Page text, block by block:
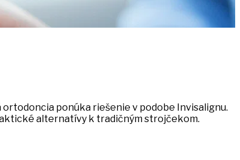
ponúka riešenie v podobe Invisalignu.
alternatívy k tradičným strojčekom.